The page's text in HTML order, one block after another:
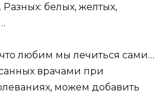
Разных: белых, желтых,
любим мы лечиться сами…
врачами при
можем добавить